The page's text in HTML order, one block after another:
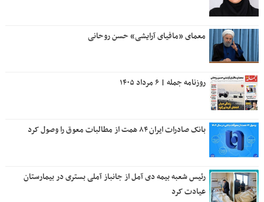
معمای «مافیای آرایشی» حسن روحانی
روزنامه جمله | ۶ مرداد ۱۴۰۵
بانک صادرات ایران ۸۴ همت از مطالبات معوق را وصول کرد
رئیس شعبه بیمه دی آمل از جانباز آملی بستری در بیمارستان
عیادت کرد